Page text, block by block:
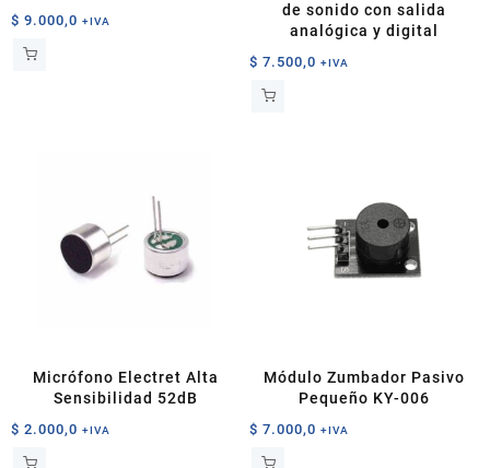
$ 9.000,0 +IVA
de sonido con salida
analógica y digital
$ 7.500,0 +IVA
Micrófono Electret Alta
Sensibilidad 52dB
$ 2.000,0 +IVA
Módulo Zumbador Pasivo
Pequeño KY-006
$ 7.000,0 +IVA